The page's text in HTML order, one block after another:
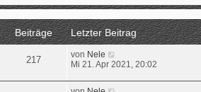
r
e
i
t
a
e
s
t
e
r
e
Beiträge
Letzter Beitrag
217 von Nele
e
e
Mi 21. Apr 2021, 20:02